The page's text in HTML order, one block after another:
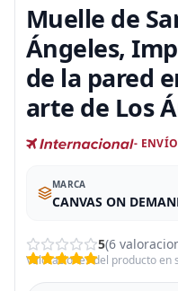
Muelle de
Ángeles,
de la pared
arte de Los
-
MARCA
CANVAS ON
5(6
Valoraciones del producto en